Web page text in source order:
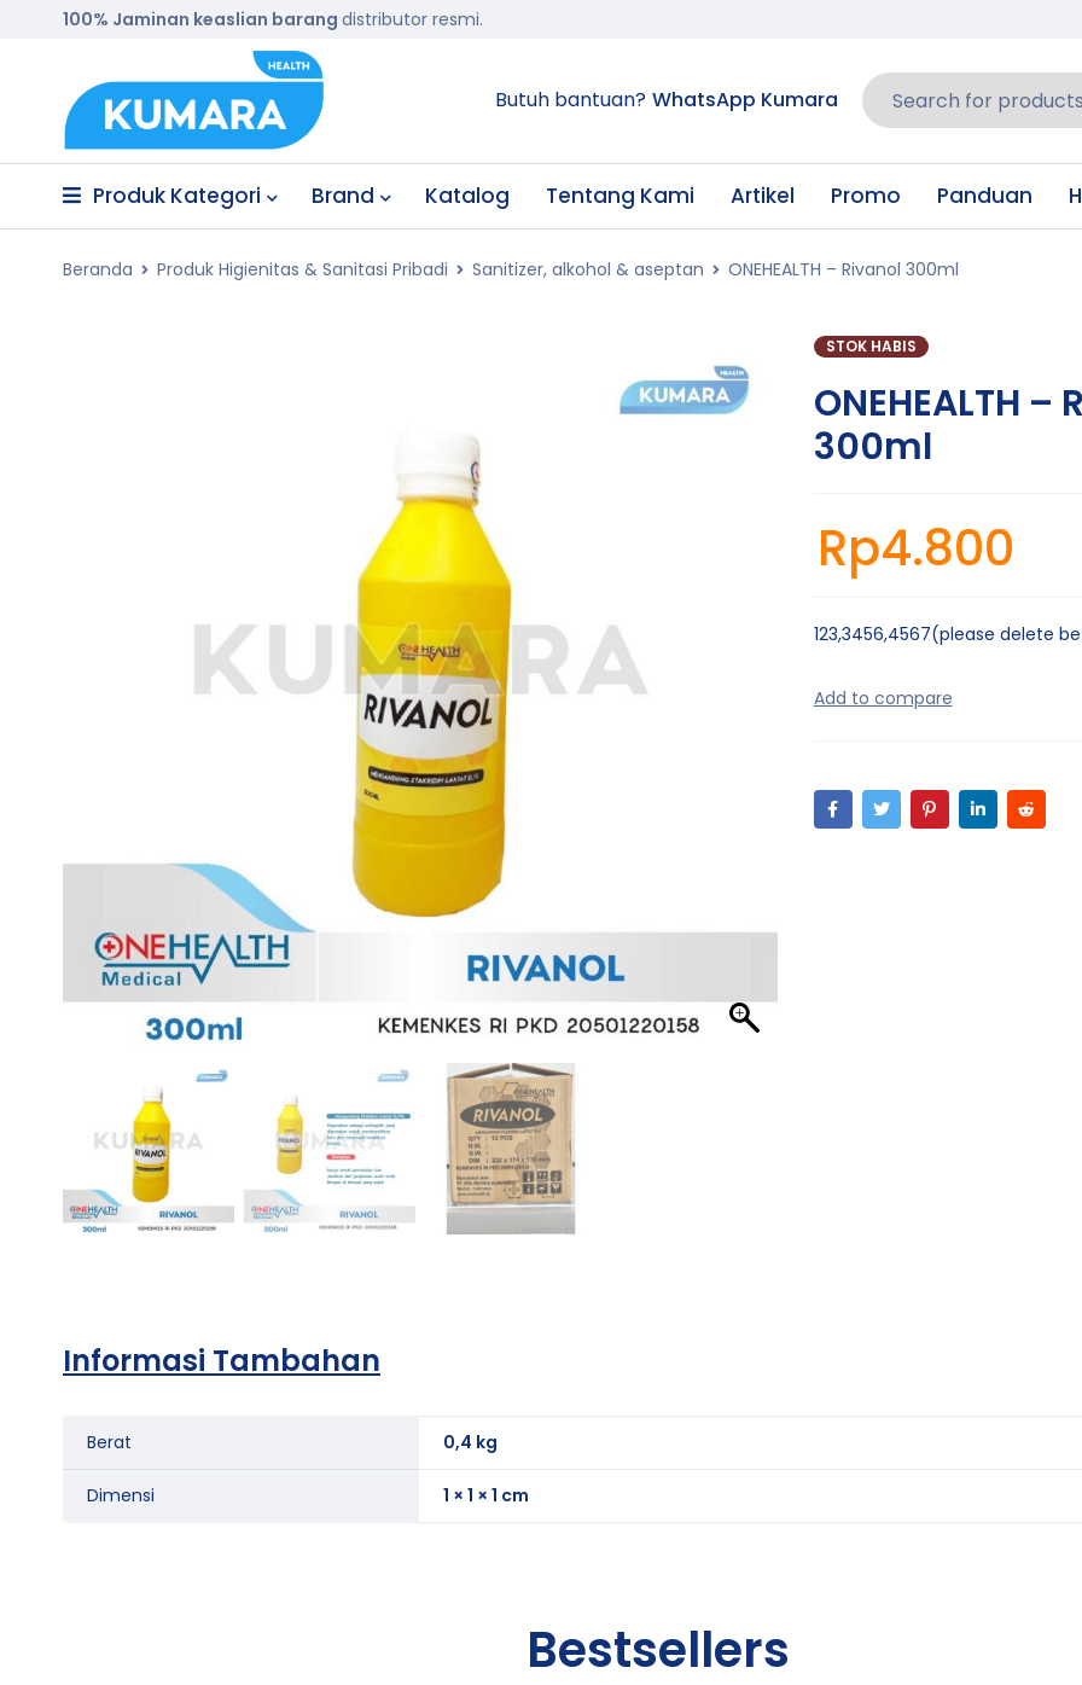
100% Jaminan keaslian barang distributor resmi.
Butuh bantuan? WhatsApp Kumara
Produk Kategori Brand Katalog Tentang Kami Artikel Promo Panduan
Beranda Produk Higienitas & Sanitasi Pribadi Sanitizer, alkohol & aseptan ONEHEALTH – Rivanol 300ml
STOK HABIS
ONEHEALTH –
300ml
Rp4.800
123,3456,4567(please delete
Informasi Tambahan
Berat 0,4 kg
Dimensi 1 × 1 × 1 cm
Bestsellers